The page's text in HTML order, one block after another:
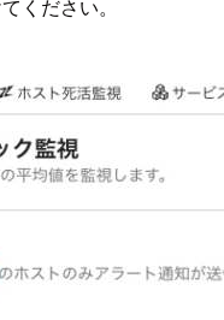
ください。